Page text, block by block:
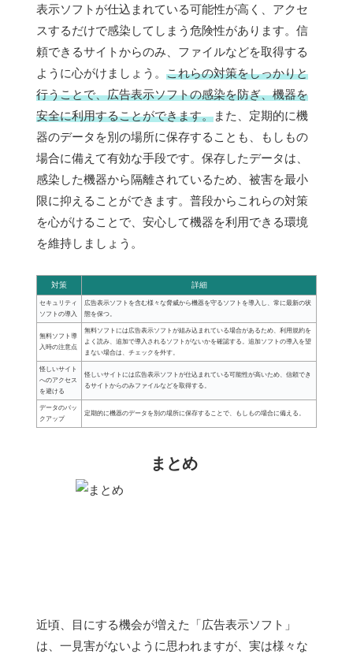
表示ソフトが仕込まれている可能性が高く、アクセ
スするだけで感染してしまう危険性があります。信
頼できるサイトからのみ、ファイルなどを取得する
ように心がけましょう。 これらの対策をしっかりと
行うことで、広告表示ソフトの感染を防ぎ、機器を
安全に利用することができます。また、定期的に機
器のデータを別の場所に保存することも、もしもの
場合に備えて有効な手段です。保存したデータは、
感染した機器から隔離されているため、被害を最小
限に抑えることができます。普段からこれらの対策
を心がけることで、安心して機器を利用できる環境
を維持しましょう。
対策 詳細
セキュリティ
ソフトの導入
広告表示ソフトを含む様々な脅威から機器を守るソフトを導入し、常に最新の状
態を保つ。
無料ソフト導
入時の注意点
無料ソフトには広告表示ソフトが組み込まれている場合があるため、利用規約を
よく読み、追加で導入されるソフトがないかを確認する。追加ソフトの導入を望
まない場合は、チェックを外す。
怪しいサイト
へのアクセス
を避ける
怪しいサイトには広告表示ソフトが仕込まれている可能性が高いため、信頼でき
るサイトからのみファイルなどを取得する。
データのバッ
クアップ
定期的に機器のデータを別の場所に保存することで、もしもの場合に備える。
まとめ
近頃、目にする機会が増えた「広告表示ソフト」
は、一見害がないように思われますが、実は様々な